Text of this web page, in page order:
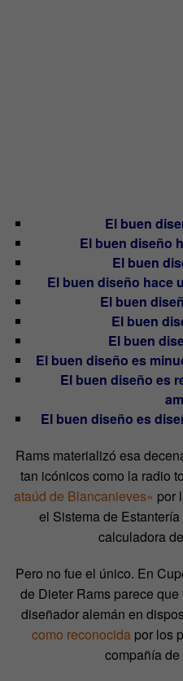
El buen
El buen diseño
El buen
El buen diseño hace
El buen
El buen
El buen
El buen diseño es
El buen diseño es
El buen diseño es
Rams materializó esa
tan icónicos como la radio
ataúd de Blancanieves» por
el Sistema de
calculadora
Pero no fue el único. En
de Dieter Rams parece
diseñador alemán en
como reconocida por los
compañía